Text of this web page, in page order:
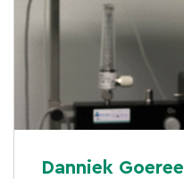
Danniek Goeree